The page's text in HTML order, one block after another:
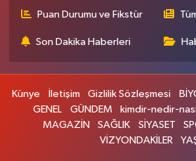
Puan Durumu ve Fikstür
Son Dakika Haberleri
Künye İletişim Gizlilik Sözleşmesi
GENEL
GÜNDEM kimdir-nedir-
MAGAZİN
SAĞLIK SİYASET
VİZYONDAKİLER